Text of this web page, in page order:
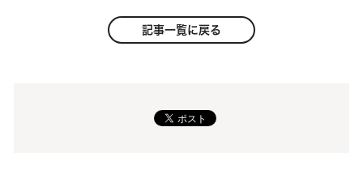
記事一覧に戻る